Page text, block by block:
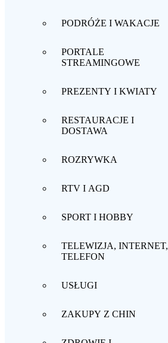
PODRÓŻE I WAKACJE
PORTALE
STREAMINGOWE
PREZENTY I KWIATY
RESTAURACJE I
DOSTAWA
ROZRYWKA
RTV I AGD
SPORT I HOBBY
TELEWIZJA, INTERNET,
TELEFON
USŁUGI
ZAKUPY Z CHIN